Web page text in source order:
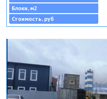
Блоки, м2
Стоимость, руб